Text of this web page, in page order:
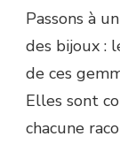
Passons à
des bijoux :
de ces
Elles sont
chacune